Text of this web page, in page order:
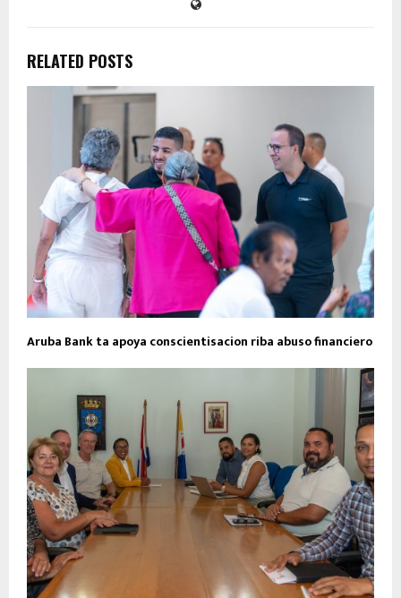
RELATED POSTS
Aruba Bank ta apoya conscientisacion riba abuso financiero